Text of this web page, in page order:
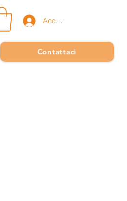
Accedi
Contattaci